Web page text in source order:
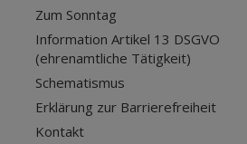
Zum Sonntag
Information Artikel 13 DSGVO
(ehrenamtliche Tätigkeit)
Schematismus
Erklärung zur Barrierefreiheit
Kontakt